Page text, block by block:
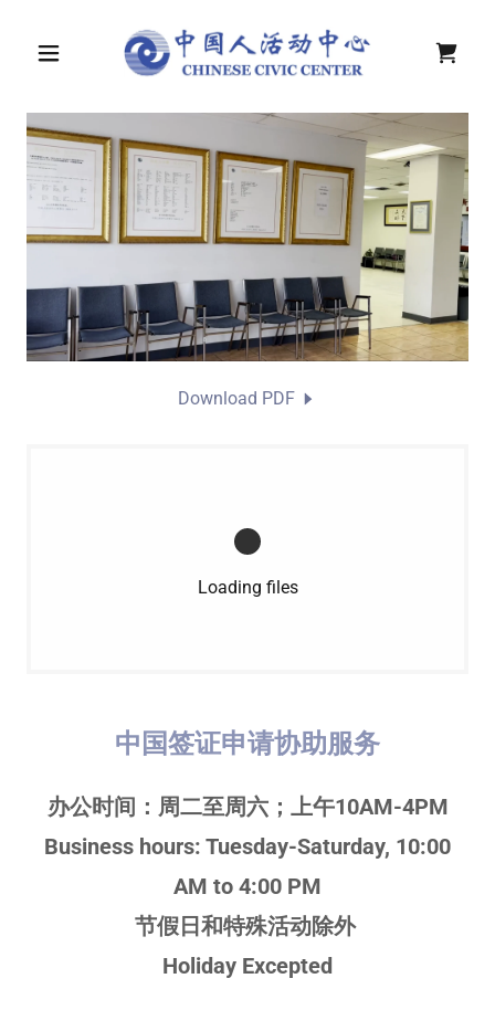
Download PDF
Loading files
中国签证申请协助服务
办公时间：周二至周六；上午10AM-4PM
Business hours: Tuesday-Saturday, 10:00
AM to 4:00 PM
节假日和特殊活动除外
Holiday Excepted